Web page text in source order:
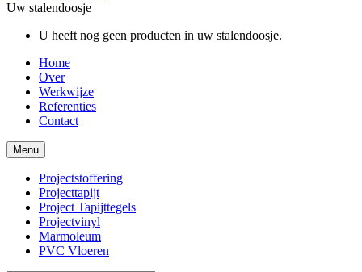
Uw stalendoosje
U heeft nog geen producten in uw stalendoosje.
Home
Over
Werkwijze
Referenties
Contact
Menu
Projectstoffering
Projecttapijt
Project Tapijttegels
Projectvinyl
Marmoleum
PVC Vloeren